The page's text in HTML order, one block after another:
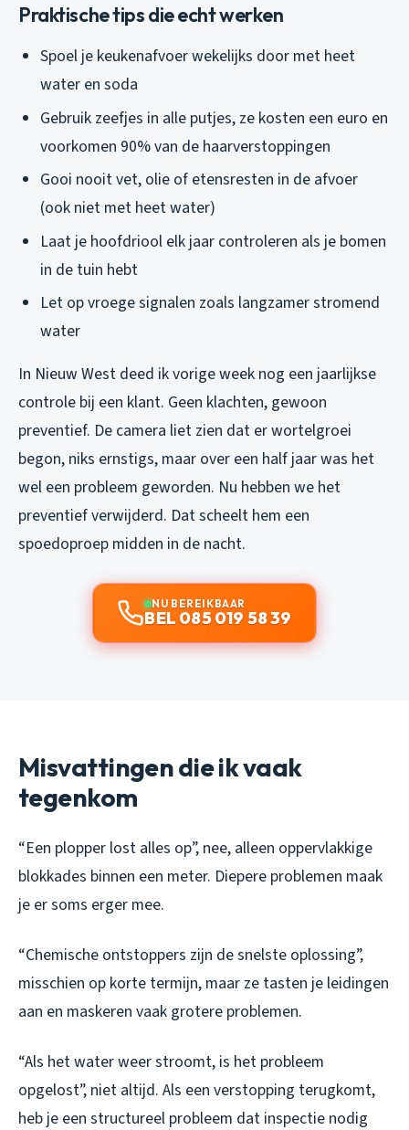
Praktische tips die echt werken
Spoel je keukenafvoer wekelijks door met heet
water en soda
Gebruik zeefjes in alle putjes, ze kosten een euro en
voorkomen 90% van de haarverstoppingen
Gooi nooit vet, olie of etensresten in de afvoer
(ook niet met heet water)
Laat je hoofdriool elk jaar controleren als je bomen
in de tuin hebt
Let op vroege signalen zoals langzamer stromend
water
In Nieuw West deed ik vorige week nog een jaarlijkse
controle bij een klant. Geen klachten, gewoon
preventief. De camera liet zien dat er wortelgroei
begon, niks ernstigs, maar over een half jaar was het
wel een probleem geworden. Nu hebben we het
preventief verwijderd. Dat scheelt hem een
spoedoproep midden in de nacht.
NU BEREIKBAAR
BEL 085 019 58 39
Misvattingen die ik vaak
tegenkom
“Een plopper lost alles op”, nee, alleen oppervlakkige
blokkades binnen een meter. Diepere problemen maak
je er soms erger mee.
“Chemische ontstoppers zijn de snelste oplossing”,
misschien op korte termijn, maar ze tasten je leidingen
aan en maskeren vaak grotere problemen.
“Als het water weer stroomt, is het probleem
opgelost”, niet altijd. Als een verstopping terugkomt,
heb je een structureel probleem dat inspectie nodig